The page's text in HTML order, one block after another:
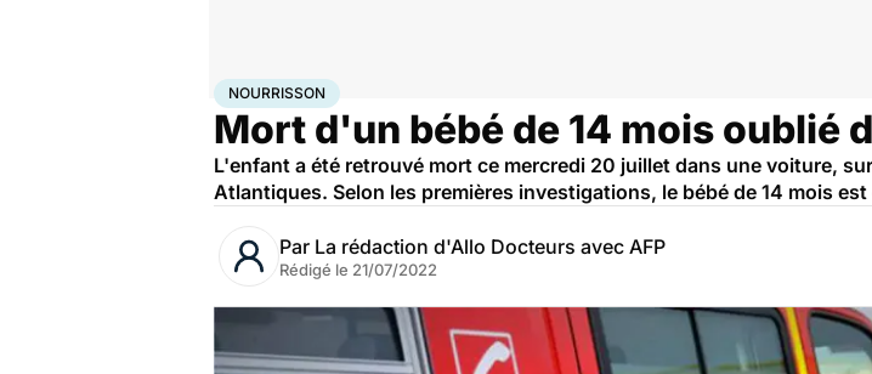
AccueilSantéNourrisson
NOURRISSON
Mort d'un bébé de 14 mois oublié
L'enfant a été retrouvé mort ce mercredi 20 juillet dans une voiture,
Atlantiques. Selon les premières investigations, le bébé de 14 mois
Par La rédaction d'Allo Docteurs avec AFP
Rédigé le 21/07/2022